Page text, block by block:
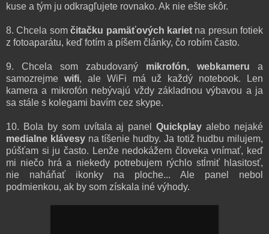
kuse a tým ju odkragľujete rovnako. Ak nie ešte skôr.
8. Chcela somčitačku pamäťových karietna presun fotiek
z fotoaparátu, keď fotím a píšem články, čo robím často.
9. Chcela som zabudovaný mikrofón, webkameru a
samozrejme wifi, ale WiFi má už každý notebook. Len
kamera a mikrofón nebývajú vždy základnou výbavou a ja
sa stále s kolegami bavím cez skype.
10. Bola by som uvítala aj panelQuickplay alebo nejaké
medialne klávesyna tíšenie hudby. Ja totiž hudbu milujem,
púšťam si ju často. Lenže nedokážem človeka vnímať, keď
mi niečo hrá a niekedy potrebujem rýchlo stĺmiť hlasitosť,
nie naháňať ikonky na ploche... Ale panel nebol
podmienkou, ak by som získala iné výhody.